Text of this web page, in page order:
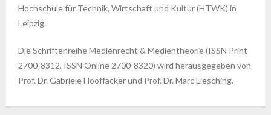
Hochschule für Technik, Wirt­schaft und Kultur (HTWK) in
Leipzig.
Die Schriftenreihe Medienrecht & Medientheorie (ISSN Print
2700-8312, ISSN Online 2700-8320) wird herausgegeben von
Prof. Dr. Gabriele Hooffacker und Prof. Dr. Marc Liesching.